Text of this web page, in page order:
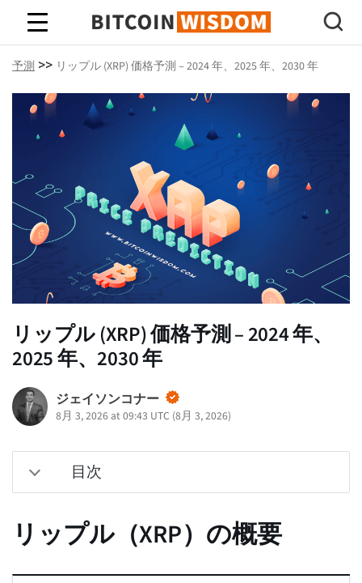
ビットコインの知恵
予測 >> リップル (XRP) 価格予測 – 2024 年、2025 年、2030 年
リップル (XRP) 価格予測 – 2024 年、
2025 年、2030 年
ジェイソンコナー
8月 3, 2026 at 09:43 UTC (8月 3, 2026)
目次
リップル（XRP）の概要